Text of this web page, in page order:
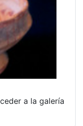
a la galería